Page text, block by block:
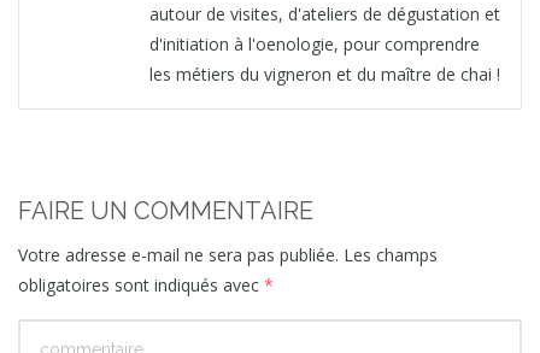
autour de visites, d'ateliers de dégustation et
d'initiation à l'oenologie, pour comprendre
les métiers du vigneron et du maître de chai !
FAIRE UN COMMENTAIRE
Votre adresse e-mail ne sera pas publiée. Les champs
obligatoires sont indiqués avec *